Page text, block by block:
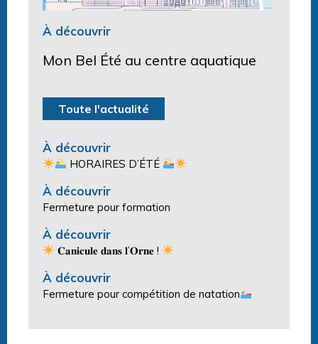
À découvrir
Mon Bel Été au centre aquatique
Toute l'actualité
À découvrir
HORAIRES D’ÉTÉ
À découvrir
Fermeture pour formation
À découvrir
𝐂𝐚𝐧𝐢𝐜𝐮𝐥𝐞 𝐝𝐚𝐧𝐬 𝐥’𝐎𝐫𝐧𝐞 !
À découvrir
Fermeture pour compétition de natation